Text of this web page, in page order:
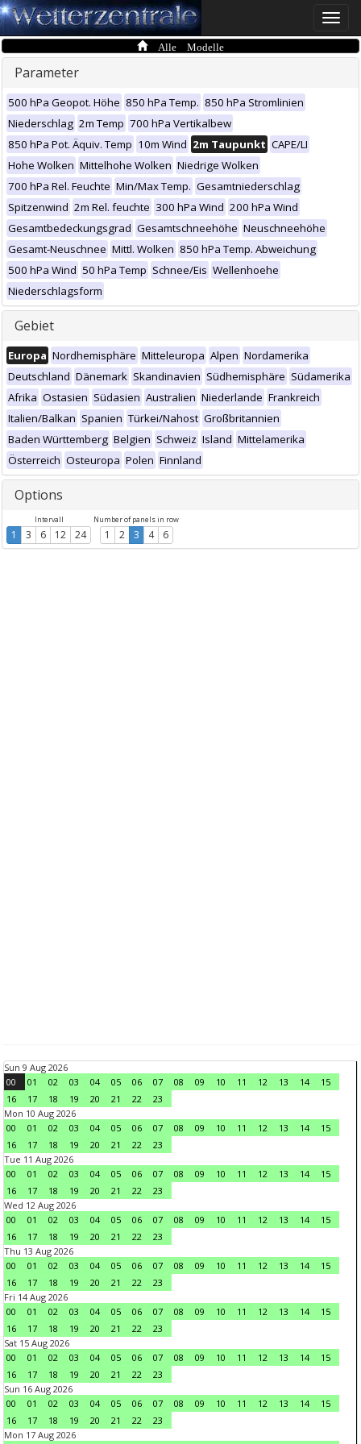
Toggle
Alle Modelle
Parameter
500 hPa Geopot. Höhe 850 hPa Temp. 850 hPa Stromlinien
Niederschlag 2m Temp 700 hPa Vertikalbew
850 hPa Pot. Äquiv. Temp 10m Wind 2m Taupunkt CAPE/LI
Hohe Wolken Mittelhohe Wolken Niedrige Wolken
700 hPa Rel. Feuchte Min/Max Temp. Gesamtniederschlag
Spitzenwind 2m Rel. feuchte 300 hPa Wind 200 hPa Wind
Gesamtbedeckungsgrad Gesamtschneehöhe Neuschneehöhe
Gesamt-Neuschnee Mittl. Wolken 850 hPa Temp. Abweichung
500 hPa Wind 50 hPa Temp Schnee/Eis Wellenhoehe
Niederschlagsform
Gebiet
Europa Nordhemisphäre Mitteleuropa Alpen Nordamerika
Deutschland Dänemark Skandinavien Südhemisphäre Südamerika
Afrika Ostasien Südasien Australien Niederlande Frankreich
Italien/Balkan Spanien Türkei/Nahost Großbritannien
Baden Württemberg Belgien Schweiz Island Mittelamerika
Österreich Osteuropa Polen Finnland
Options
Intervall
1 3 6 12 24
Number of panels in row
1 2 3 4 6
Sun 9 Aug 2026
00
01 02 03 04 05 06 07 08 09 10 11 12 13 14
15
16
17 18 19 20 21 22
23
Mon 10 Aug 2026
00
01 02 03 04 05 06 07 08 09 10 11 12 13 14
15
16
17 18 19 20 21 22
23
Tue 11 Aug 2026
00
01 02 03 04 05 06 07 08 09 10 11 12 13 14
15
16
17 18 19 20 21 22
23
Wed 12 Aug 2026
00
01 02 03 04 05 06 07 08 09 10 11 12 13 14
15
16
17 18 19 20 21 22
23
Thu 13 Aug 2026
00
01 02 03 04 05 06 07 08 09 10 11 12 13 14
15
16
17 18 19 20 21 22
23
Fri 14 Aug 2026
00
01 02 03 04 05 06 07 08 09 10 11 12 13 14
15
16
17 18 19 20 21 22
23
Sat 15 Aug 2026
00
01 02 03 04 05 06 07 08 09 10 11 12 13 14
15
16
17 18 19 20 21 22
23
Sun 16 Aug 2026
00
01 02 03 04 05 06 07 08 09 10 11 12 13 14
15
16
17 18 19 20 21 22
23
Mon 17 Aug 2026